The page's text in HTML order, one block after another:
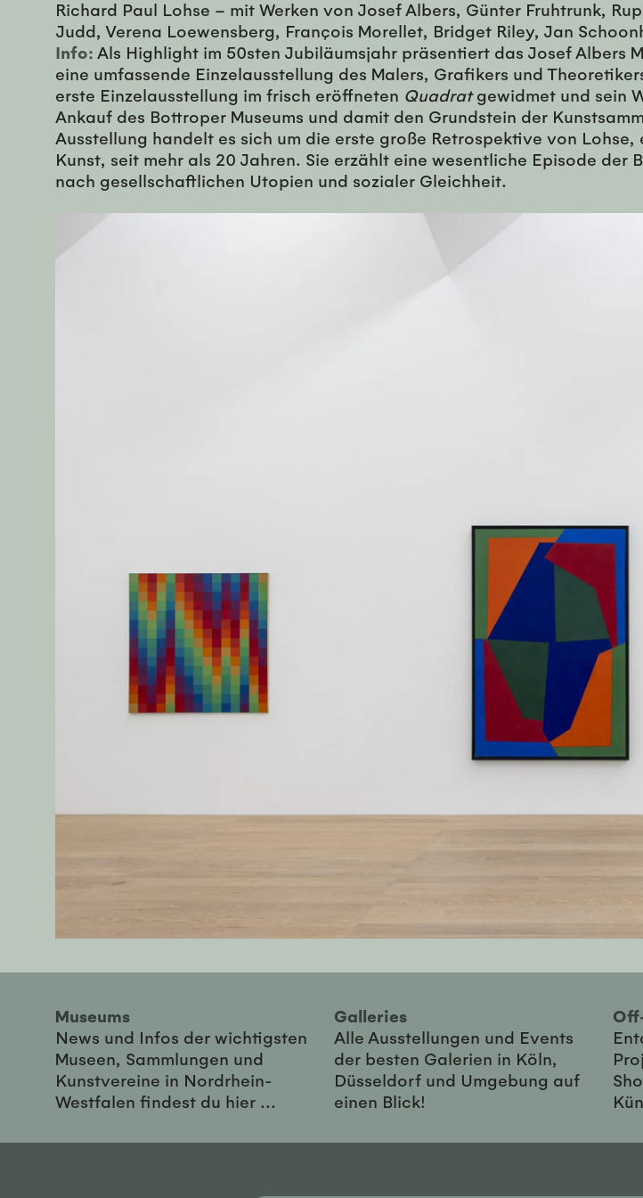
Richard Paul Lohse – mit Werken von Josef Albers, Günter Fruhtrunk,
Judd, Verena Loewensberg, François Morellet, Bridget Riley, Jan
Info: Als Highlight im 50sten Jubiläumsjahr präsentiert das Josef Albers
eine umfassende Einzelausstellung des Malers, Grafikers und
erste Einzelausstellung im frisch eröffneten Quadratgewidmet und sein
Ankauf des Bottroper Museums und damit den Grundstein der
Ausstellung handelt es sich um die erste große Retrospektive von
Kunst, seit mehr als 20 Jahren. Sie erzählt eine wesentliche Episode
nach gesellschaftlichen Utopien und sozialer Gleichheit.
Museums
News und Infos der wichtigsten
Museen, Sammlungen und
Kunstvereine in Nordrhein-
Westfalen findest du hier ...
Galleries
Alle Ausstellungen und Events
der besten Galerien in Köln,
Düsseldorf und Umgebung auf
einen Blick!